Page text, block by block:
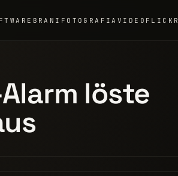
BRANI FOTOGRAFIA VIDEO FLICKR
löste